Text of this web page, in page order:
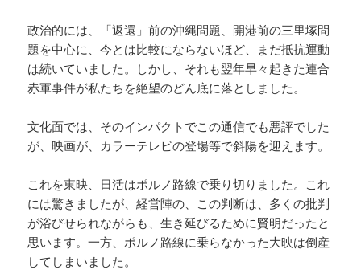
政治的には、「返還」前の沖縄問題、開港前の三里塚問
題を中心に、今とは比較にならないほど、まだ抵抗運動
は続いていました。しかし、それも翌年早々起きた連合
赤軍事件が私たちを絶望のどん底に落としました。
文化面では、そのインパクトでこの通信でも悪評でした
が、映画が、カラーテレビの登場等で斜陽を迎えます。
これを東映、日活はポルノ路線で乗り切りました。これ
には驚きましたが、経営陣の、この判断は、多くの批判
が浴びせられながらも、生き延びるために賢明だったと
思います。一方、ポルノ路線に乗らなかった大映は倒産
してしまいました。